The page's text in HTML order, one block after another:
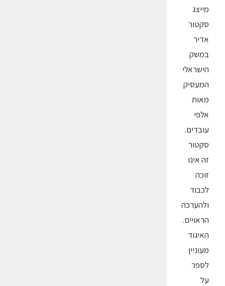
מייצג
סקטור
אדיר
במשק
הישראלי
המעסיק
מאות
אלפי
עובדים.
סקטור
זה אינו
זוכה
לכבוד
ולהערכה
הראויים.
האיגוד
מעוניין
לספר
על